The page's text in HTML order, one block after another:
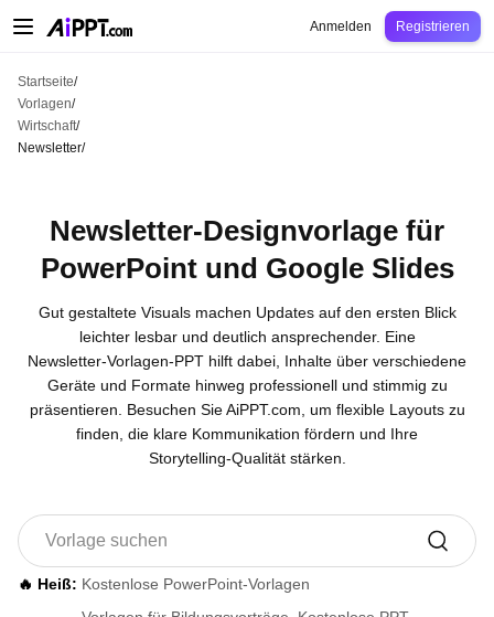
BildungLehrkraft
Anmelden Registrieren
Startseite/
Vorlagen/
Wirtschaft/
Newsletter/
Newsletter-Designvorlage für
PowerPoint und Google Slides
Gut gestaltete Visuals machen Updates auf den ersten Blick
leichter lesbar und deutlich ansprechender. Eine
Newsletter‑Vorlagen‑PPT hilft dabei, Inhalte über verschiedene
Geräte und Formate hinweg professionell und stimmig zu
präsentieren. Besuchen Sie AiPPT.com, um flexible Layouts zu
finden, die klare Kommunikation fördern und Ihre
Storytelling‑Qualität stärken.
🔥 Heiß: Kostenlose PowerPoint-Vorlagen